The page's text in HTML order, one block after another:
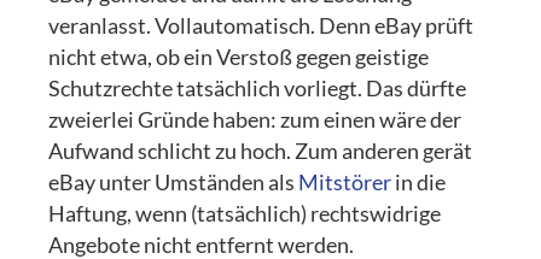
veranlasst. Vollautomatisch. Denn eBay prüft
nicht etwa, ob ein Verstoß gegen geistige
Schutzrechte tatsächlich vorliegt. Das dürfte
zweierlei Gründe haben: zum einen wäre der
Aufwand schlicht zu hoch. Zum anderen gerät
eBay unter Umständen als Mitstörerin die
Haftung, wenn (tatsächlich) rechtswidrige
Angebote nicht entfernt werden.